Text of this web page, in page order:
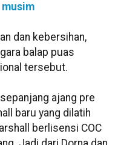
musim
dan kebersihan,
balap puas
tersebut.
ajang pre
baru yang dilatih
berlisensi COC